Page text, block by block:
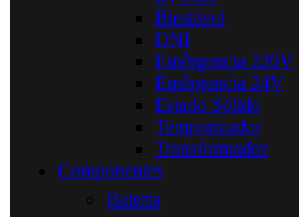
Biestável
DNI
Emêrgencia 220V
Emêrgencia 24V
Estado Sólido
Temporizador
Transformador
Componentes
Bateria